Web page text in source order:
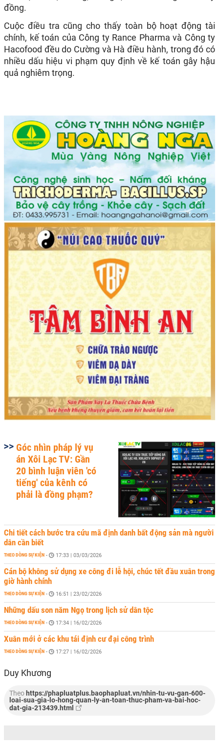
đồng.
Cuộc điều tra cũng cho thấy toàn bộ hoạt động tài
chính, kế toán của Công ty Rance Pharma và Công ty
Hacofood đều do Cường và Hà điều hành, trong đó có
nhiều dấu hiệu vi phạm quy định về kế toán gây hậu
quả nghiêm trọng.
Góc nhìn pháp lý vụ
án Xôi Lạc TV: Gần
20 bình luận viên 'có
tiếng' của kênh có
phải là đồng phạm?
Chi tiết cách bước tra cứu mã định danh bất động sản mà người
dân cần biết
THEO DÒNG SỰ KIỆN - 17:33 | 03/03/2026
Cán bộ không sử dụng xe công đi lễ hội, chúc tết đầu xuân trong
giờ hành chính
THEO DÒNG SỰ KIỆN - 16:51 | 23/02/2026
Những dấu son năm Ngọ trong lịch sử dân tộc
THEO DÒNG SỰ KIỆN - 17:34 | 16/02/2026
Xuân mới ở các khu tái định cư đại công trình
THEO DÒNG SỰ KIỆN - 17:27 | 16/02/2026
Duy Khương
Theo https://phapluatplus.baophapluat.vn/nhin-tu-vu-gan-600-
loai-sua-gia-lo-hong-quan-ly-an-toan-thuc-pham-va-bai-hoc-
dat-gia-213439.html